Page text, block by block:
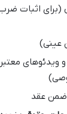
(برای اثبات
عینی)
ضمن عقد